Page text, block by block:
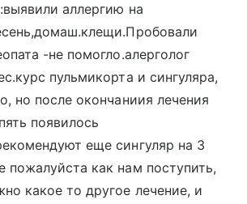
аллергию на
-не помогло.алерголог
пульмикорта и сингуляра,
но после окончаниия лечения
появилось
еще сингуляр на 3
пожалуйста как нам поступить,
какое то другое лечение, и